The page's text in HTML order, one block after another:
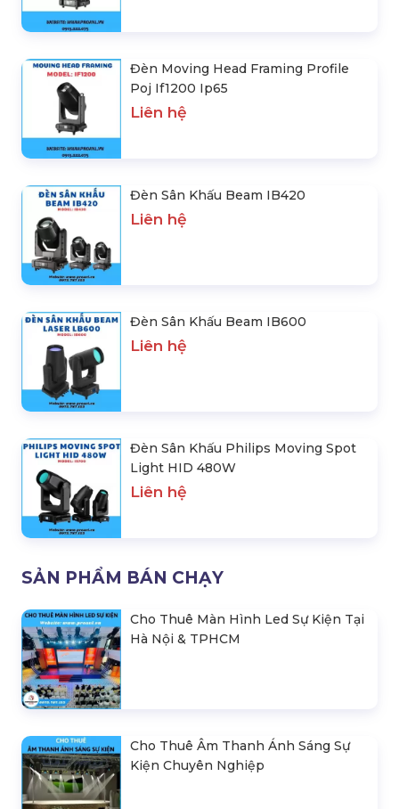
Đèn Moving Head Framing Profile
Poj If1200 Ip65
Liên hệ
Đèn Sân Khấu Beam IB420
Liên hệ
Đèn Sân Khấu Beam IB600
Liên hệ
Đèn Sân Khấu Philips Moving Spot
Light HID 480W
Liên hệ
SẢN PHẨM BÁN CHẠY
Cho Thuê Màn Hình Led Sự Kiện Tại
Hà Nội & TPHCM
Cho Thuê Âm Thanh Ánh Sáng Sự
Kiện Chuyên Nghiệp